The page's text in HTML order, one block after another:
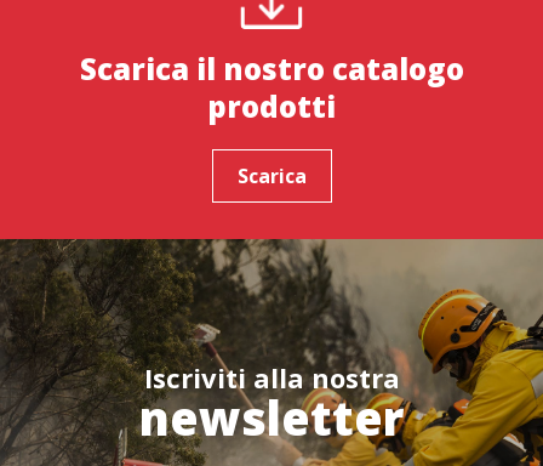
Scarica il nostro catalogo
prodotti
Scarica
Iscriviti alla nostra
newsletter